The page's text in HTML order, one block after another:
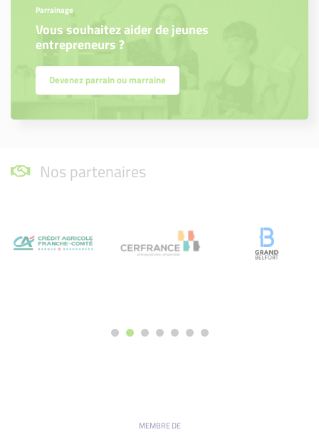
Parrainage
Vous souhaitez aider de jeunes
entrepreneurs ?
Devenez parrain ou marraine
Nos partenaires
MEMBRE DE